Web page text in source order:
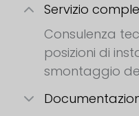
Servizio
Consulenza
posizioni di
smontaggio